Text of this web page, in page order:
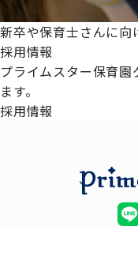
新卒や保育士さんに向
採用情報
プライムスター保育
ます。
採用情報